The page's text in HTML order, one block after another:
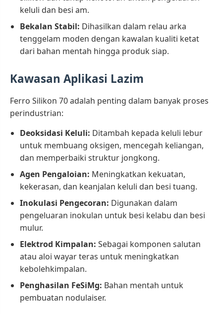
keluli dan besi am.
Bekalan Stabil: Dihasilkan dalam relau arka
tenggelam moden dengan kawalan kualiti ketat
dari bahan mentah hingga produk siap.
Kawasan Aplikasi Lazim
Ferro Silikon 70 adalah penting dalam banyak proses
perindustrian:
Deoksidasi Keluli: Ditambah kepada keluli lebur
untuk membuang oksigen, mencegah keliangan,
dan memperbaiki struktur jongkong.
Agen Pengaloian: Meningkatkan kekuatan,
kekerasan, dan keanjalan keluli dan besi tuang.
Inokulasi Pengecoran: Digunakan dalam
pengeluaran inokulan untuk besi kelabu dan besi
mulur.
Elektrod Kimpalan: Sebagai komponen salutan
atau aloi wayar teras untuk meningkatkan
kebolehkimpalan.
Penghasilan FeSiMg: Bahan mentah untuk
pembuatan nodulaiser.